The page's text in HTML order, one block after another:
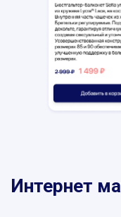
Интернет